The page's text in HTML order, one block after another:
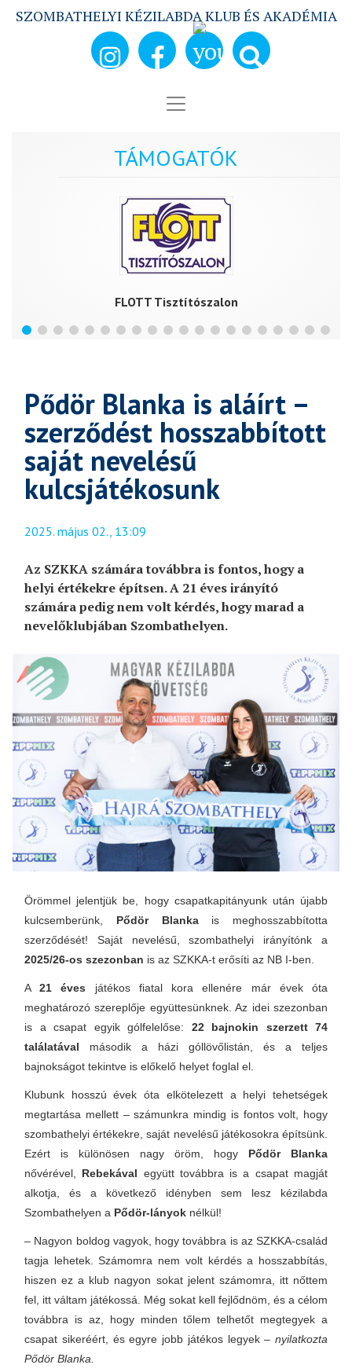
SZOMBATHELYI KÉZILABDA KLUB ÉS AKADÉMIA
TÁMOGATÓK
FLOTT Tisztítószalon
Pődör Blanka is aláírt –
szerződést hosszabbított
saját nevelésű
kulcsjátékosunk
2025. május 02., 13:09
Az SZKKA számára továbbra is fontos, hogy a
helyi értékekre építsen. A 21 éves irányító
számára pedig nem volt kérdés, hogy marad a
nevelőklubjában Szombathelyen.
Örömmel jelentjük be, hogy csapatkapitányunk után újabb
kulcsemberünk, Pődör Blankais meghosszabbította
szerződését! Saját nevelésű, szombathelyi irányítónk a
2025/26-os szezonban is az SZKKA-t erősíti az NB I-ben.
A21 éves játékos fiatal kora ellenére már évek óta
meghatározó szereplője együttesünknek. Az idei szezonban
is a csapat egyik gólfelelőse: 22 bajnokin szerzett 74
találatával második a házi góllövőlistán, és a teljes
bajnokságot tekintve is előkelő helyet foglal el.
Klubunk hosszú évek óta elkötelezett a helyi tehetségek
megtartása mellett – számunkra mindig is fontos volt, hogy
szombathelyi értékekre, saját nevelésű játékosokra építsünk.
Ezért is különösen nagy öröm, hogy Pődör Blanka
nővérével, Rebekával együtt továbbra is a csapat magját
alkotja, és a következő idényben sem lesz kézilabda
Szombathelyen a Pődör-lányok nélkül!
– Nagyon boldog vagyok, hogy továbbra is az SZKKA-család
tagja lehetek. Számomra nem volt kérdés a hosszabbítás,
hiszen ez a klub nagyon sokat jelent számomra, itt nőttem
fel, itt váltam játékossá. Még sokat kell fejlődnöm, és a célom
továbbra is az, hogy minden tőlem telhetőt megtegyek a
csapat sikeréért, és egyre jobb játékos legyek – nyilatkozta
Pődör Blanka.